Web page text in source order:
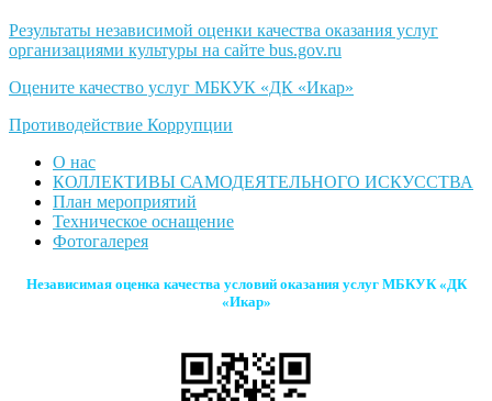
Результаты независимой оценки качества оказания услуг
организациями культуры на сайте bus.gov.ru
Оцените качество услуг МБКУК «ДК «Икар»
Противодействие Коррупции
О нас
КОЛЛЕКТИВЫ САМОДЕЯТЕЛЬНОГО ИСКУССТВА
План мероприятий
Техническое оснащение
Фотогалерея
Независимая оценка качества условий оказания услуг МБКУК «ДК
«Икар»